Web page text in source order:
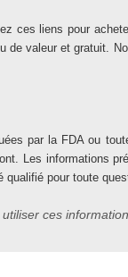
ces liens pour
valeur et gratuit.
par la FDA ou
Les informations
pour toute
ces